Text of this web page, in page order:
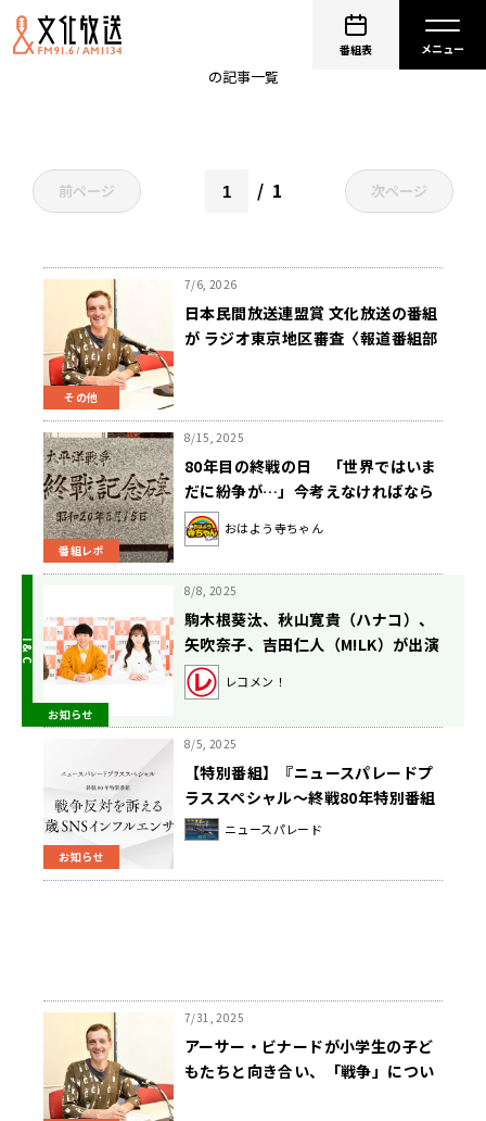
番組表
の記事一覧
前ページ 1 次ページ
その他
7/6, 2026
日本民間放送連盟賞 文化放送の番組
が ラジオ東京地区審査〈報道番組部
番組レポ
8/15, 2025
80年目の終戦の日 「世界ではいま
だに紛争が…」今考えなければなら
ないこととは
おはよう寺ちゃん
お知らせ
8/8, 2025
駒木根葵汰、秋山寛貴（ハナコ）、
矢吹奈子、吉田仁人（M!LK）が出演
するラジオドラマの放送が決定！
『文化放送 終戦80年スペシャル レ
「ソラノイノチ」』8月15日（金）
放送
レコメン！
お知らせ
8/5, 2025
【特別番組】『ニュースパレードプ
ラススペシャル～終戦80年特別番組
「戦争反対を訴える96歳SNSインフ
ルエンサー」』8/15（金）午後5時
ニュースパレード
7/31, 2025
アーサー・ビナードが小学生の子ど
もたちと向き合い、「戦争」につい